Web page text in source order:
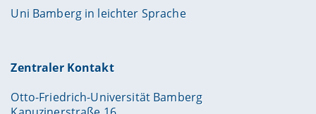
Uni Bamberg in leichter Sprache
Zentraler Kontakt
Otto-Friedrich-Universität Bamberg